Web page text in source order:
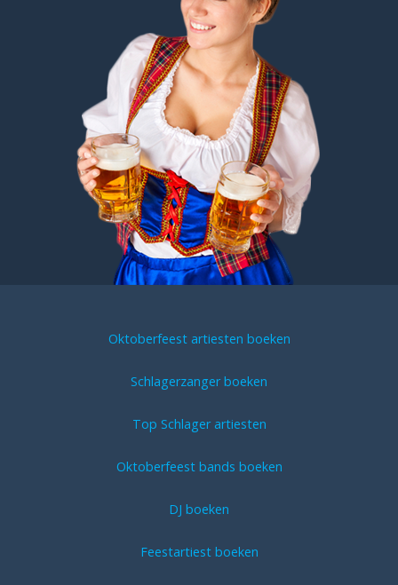
Oktoberfeest artiesten boeken
Schlagerzanger boeken
Top Schlager artiesten
Oktoberfeest bands boeken
DJ boeken
Feestartiest boeken